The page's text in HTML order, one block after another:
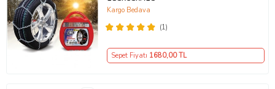
(1)
Kargo Bedava
Sepet Fiyatı 1680,00 TL